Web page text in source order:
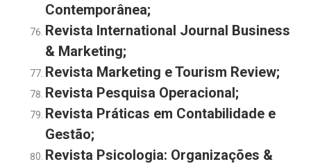
Contemporânea;
Revista International Journal Business
& Marketing;
Revista Marketing e Tourism Review;
Revista Pesquisa Operacional;
Revista Práticas em Contabilidade e
Gestão;
Revista Psicologia: Organizações &